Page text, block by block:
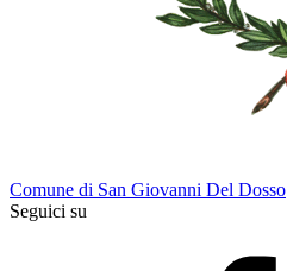
Comune di San Giovanni Del Dosso
Seguici su